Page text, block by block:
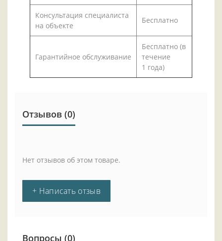
Консультация специалиста
на объекте
Бесплатно
Гарантийное обслуживание
Бесплатно (в
течение
1 года)
Отзывов (0)
Нет отзывов об этом товаре.
+ Написать отзыв
Вопросы (0)